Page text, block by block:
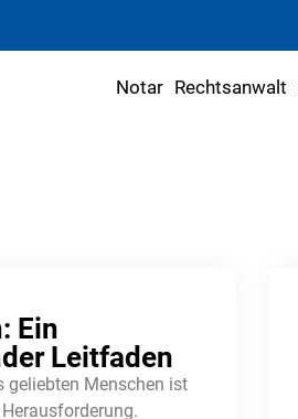
Notar Rechtsanwalt
Ein
Leitfaden
geliebten Menschen ist